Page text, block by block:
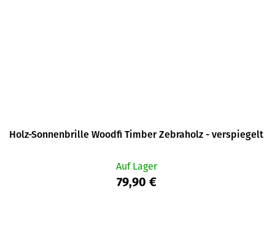
Holz-Sonnenbrille Woodfi Timber Zebraholz - verspiegelt
Auf Lager
79,90 €